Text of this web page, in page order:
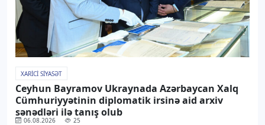
XARICI SIYASƏT
Ceyhun Bayramov Ukraynada Azərbaycan Xalq
Cümhuriyyətinin diplomatik irsinə aid arxiv
sənədləri ilə tanış olub
06.08.2026 25